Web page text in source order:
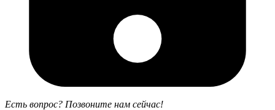
Есть вопрос? Позвоните нам сейчас!